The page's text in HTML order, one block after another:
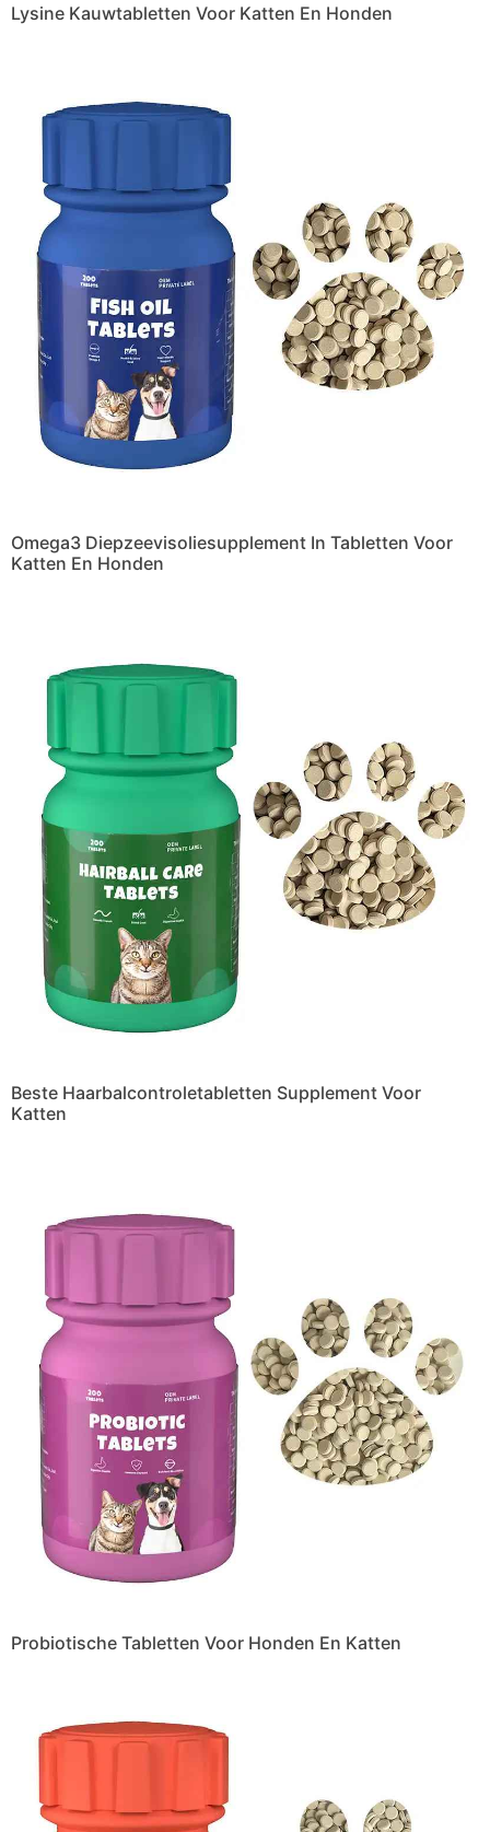
Lysine Kauwtabletten Voor Katten En Honden
Omega3 Diepzeevisoliesupplement In Tabletten Voor
Katten En Honden
Beste Haarbalcontroletabletten Supplement Voor
Katten
Probiotische Tabletten Voor Honden En Katten